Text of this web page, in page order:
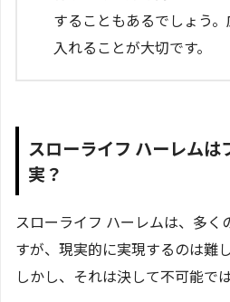
することもあるでしょう
入れることが大切です。
スローライフ ハーレムは
実？
スローライフ ハーレムは、多く
すが、現実的に実現するのは難
しかし、それは決して不可能で